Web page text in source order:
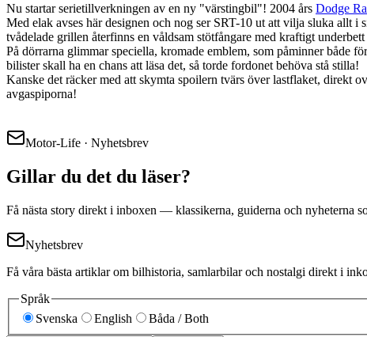
Nu startar serietillverkningen av en ny "värstingbil"! 2004 års Dodge
Med elak avses här designen och nog ser SRT-10 ut att vilja sluka allt
tvådelade grillen återfinns en våldsam stötfångare med kraftigt
På dörrarna glimmar speciella, kromade emblem, som påminner både
bilister skall ha en chans att läsa det, så torde fordonet behöva stå stilla!
Kanske det räcker med att skymta spoilern tvärs över lastflaket, direkt
avgaspiporna!
Motor-Life · Nyhetsbrev
Gillar du det du läser?
Få nästa story direkt i inboxen — klassikerna, guiderna och nyheterna
Nyhetsbrev
Få våra bästa artiklar om bilhistoria, samlarbilar och nostalgi direkt i
Språk
Svenska
English Båda / Both